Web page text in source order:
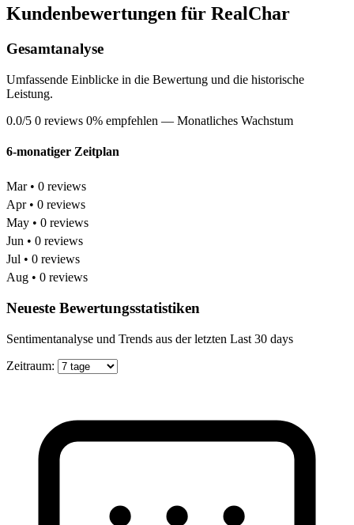
Kundenbewertungen für RealChar
Gesamtanalyse
Umfassende Einblicke in die Bewertung und die historische
Leistung.
0.0/5 0 reviews 0% empfehlen — Monatliches Wachstum
6-monatiger Zeitplan
Mar • 0 reviews
Apr • 0 reviews
May • 0 reviews
Jun • 0 reviews
Jul • 0 reviews
Aug • 0 reviews
Neueste Bewertungsstatistiken
Sentimentanalyse und Trends aus der letzten Last 30 days
Zeitraum: